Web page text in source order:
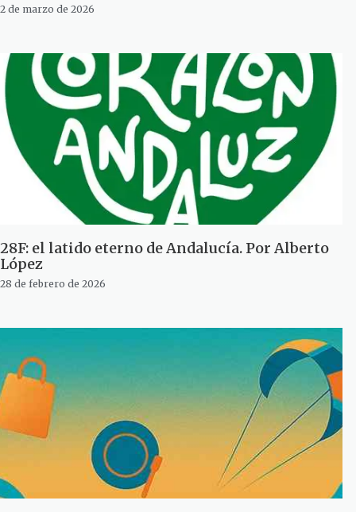
2 de marzo de 2026
28F: el latido eterno de Andalucía. Por Alberto
López
28 de febrero de 2026